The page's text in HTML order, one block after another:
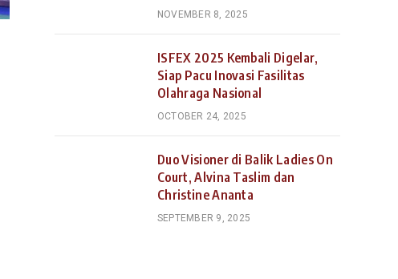
NOVEMBER 8, 2025
ISFEX 2025 Kembali Digelar,
Siap Pacu Inovasi Fasilitas
Olahraga Nasional
OCTOBER 24, 2025
Duo Visioner di Balik Ladies On
Court, Alvina Taslim dan
Christine Ananta
SEPTEMBER 9, 2025